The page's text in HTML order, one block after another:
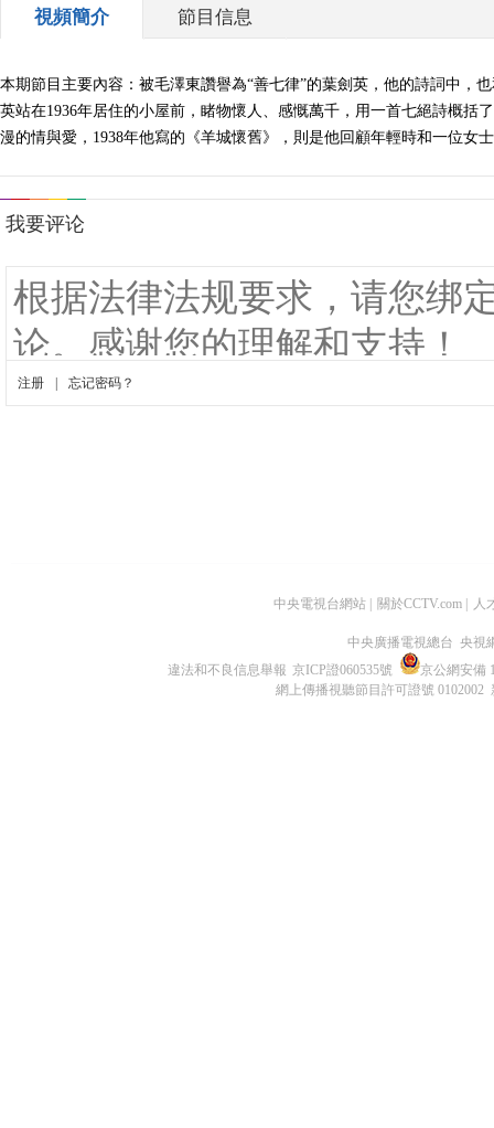
視頻簡介 節目信息
本期節目主要內容：被毛澤東讚譽為“善七律”的葉劍英，他的詩詞中，
英站在1936年居住的小屋前，睹物懷人、感慨萬千，用一首七絕詩概
漫的情與愛，1938年他寫的《羊城懷舊》，則是他回顧年輕時和一位女
中央電視台網站 關於CCTV.com 人
中央廣播電視總台 央視
違法和不良信息舉報 京ICP證060535號
京公網安備
網上傳播視聽節目許可證號 0102002